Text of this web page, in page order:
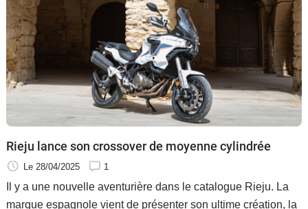
Rieju lance son crossover de moyenne cylindrée
Le 28/04/2025 1
Il y a une nouvelle aventurière dans le catalogue Rieju. La
marque espagnole vient de présenter son ultime création, la